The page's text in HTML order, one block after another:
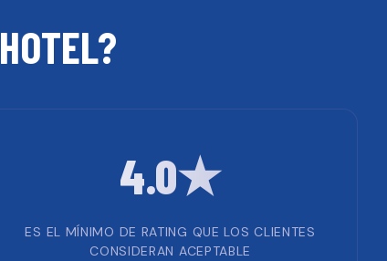
HOTEL?
4.0★
ES EL MÍNIMO DE RATING QUE LOS CLIENTES
CONSIDERAN ACEPTABLE